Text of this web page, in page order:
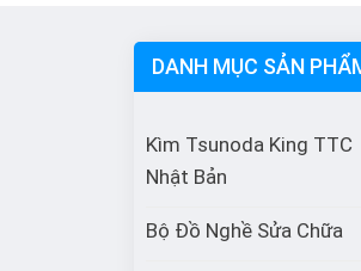
DANH MỤC SẢN
Kìm Tsunoda King TTC
Nhật Bản
Bộ Đồ Nghề Sửa Chữa